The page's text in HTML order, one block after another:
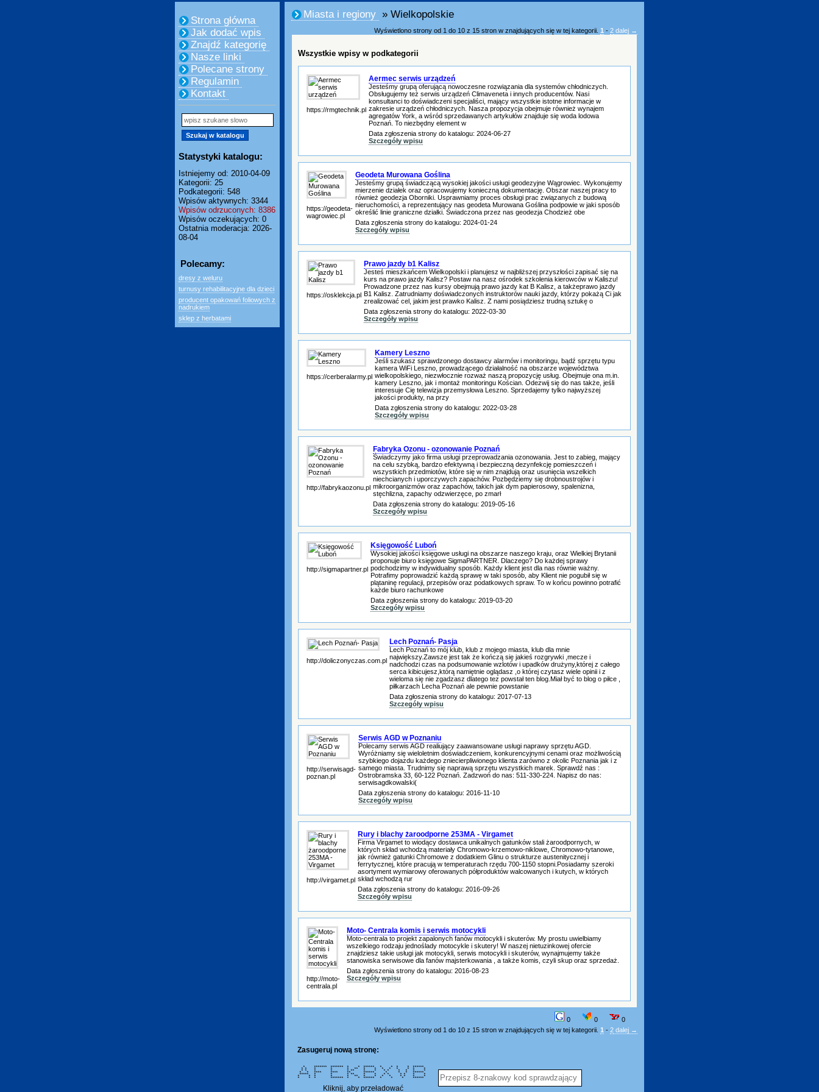
Strona główna
Jak dodać wpis
Znajdź kategorię
Nasze linki
Polecane strony
Regulamin
Kontakt
Statystyki katalogu:
Istniejemy od: 2010-04-09
Kategorii: 25
Podkategorii: 548
Wpisów aktywnych: 3344
Wpisów odrzuconych: 8386
Wpisów oczekujących: 0
Ostatnia moderacja: 2026-
08-04
Polecamy:
dresy z weluru
turnusy rehabilitacyjne dla dzieci
producent opakowań foliowych z
nadrukiem
sklep z herbatami
Miasta i regiony » Wielkopolskie
Wyświetlono strony od 1 do 10 z 15 stron w znajdujących się w tej kategorii. 1 - 2 dalej →
Wszystkie wpisy w podkategorii
https://rmgtechnik.pl
Aermec serwis urządzeń
Jesteśmy grupą oferującą nowoczesne rozwiązania dla systemów chłodniczych.
Obsługujemy też serwis urządzeń Climaveneta i innych producentów. Nasi
konsultanci to doświadczeni specjaliści, mający wszystkie istotne informacje w
zakresie urządzeń chłodniczych. Nasza propozycja obejmuje również wynajem
agregatów York, a wśród sprzedawanych artykułów znajduje się woda lodowa
Poznań. To niezbędny element w
Data zgłoszenia strony do katalogu: 2024-06-27
Szczegóły wpisu
https://geodeta-
wagrowiec.pl
Geodeta Murowana Goślina
Jesteśmy grupą świadczącą wysokiej jakości usługi geodezyjne Wągrowiec. Wykonujemy
mierzenie działek oraz opracowujemy konieczną dokumentację. Obszar naszej pracy to
również geodezja Oborniki. Usprawniamy proces obsługi prac związanych z budową
nieruchomości, a reprezentujący nas geodeta Murowana Goślina podpowie w jaki sposób
określić linie graniczne działki. Świadczona przez nas geodezja Chodzież obe
Data zgłoszenia strony do katalogu: 2024-01-24
Szczegóły wpisu
https://osklekcja.pl
Prawo jazdy b1 Kalisz
Jesteś mieszkańcem Wielkopolski i planujesz w najbliższej przyszłości zapisać się na
kurs na prawo jazdy Kalisz? Postaw na nasz ośrodek szkolenia kierowców w Kaliszu!
Prowadzone przez nas kursy obejmują prawo jazdy kat B Kalisz, a takżeprawo jazdy
B1 Kalisz. Zatrudniamy doświadczonych instruktorów nauki jazdy, którzy pokażą Ci jak
zrealizować cel, jakim jest prawko Kalisz. Z nami posiądziesz trudną sztukę o
Data zgłoszenia strony do katalogu: 2022-03-30
Szczegóły wpisu
https://cerberalarmy.pl
Kamery Leszno
Jeśli szukasz sprawdzonego dostawcy alarmów i monitoringu, bądź sprzętu typu
kamera WiFi Leszno, prowadzącego działalność na obszarze województwa
wielkopolskiego, niezwłocznie rozważ naszą propozycję usług. Obejmuje ona m.in.
kamery Leszno, jak i montaż monitoringu Kościan. Odezwij się do nas także, jeśli
interesuje Cię telewizja przemysłowa Leszno. Sprzedajemy tylko najwyższej
jakości produkty, na przy
Data zgłoszenia strony do katalogu: 2022-03-28
Szczegóły wpisu
http://fabrykaozonu.pl
Fabryka Ozonu - ozonowanie Poznań
Świadczymy jako firma usługi przeprowadzania ozonowania. Jest to zabieg, mający
na celu szybką, bardzo efektywną i bezpieczną dezynfekcję pomieszczeń i
wszystkich przedmiotów, które się w nim znajdują oraz usunięcia wszelkich
niechcianych i uporczywych zapachów. Pozbędziemy się drobnoustrojów i
mikroorganizmów oraz zapachów, takich jak dym papierosowy, spalenizna,
stęchlizna, zapachy odzwierzęce, po zmarł
Data zgłoszenia strony do katalogu: 2019-05-16
Szczegóły wpisu
http://sigmapartner.pl
Księgowość Luboń
Wysokiej jakości księgowe usługi na obszarze naszego kraju, oraz Wielkiej Brytanii
proponuje biuro księgowe SigmaPARTNER. Dlaczego? Do każdej sprawy
podchodzimy w indywidualny sposób. Każdy klient jest dla nas równie ważny.
Potrafimy poprowadzić każdą sprawę w taki sposób, aby Klient nie pogubił się w
plątaninę regulacji, przepisów oraz podatkowych spraw. To w końcu powinno potrafić
każde biuro rachunkowe
Data zgłoszenia strony do katalogu: 2019-03-20
Szczegóły wpisu
http://doliczonyczas.com.pl
Lech Poznań- Pasja
Lech Poznań to mój klub, klub z mojego miasta, klub dla mnie
największy.Zawsze jest tak że kończą się jakieś rozgrywki ,mecze i
nadchodzi czas na podsumowanie wzlotów i upadków drużyny,której z całego
serca kibicujesz,którą namiętnie oglądasz ,o której czytasz wiele opinii i z
wieloma się nie zgadzasz dlatego tez powstał ten blog.Miał być to blog o piłce ,
piłkarzach Lecha Poznań ale pewnie powstanie
Data zgłoszenia strony do katalogu: 2017-07-13
Szczegóły wpisu
http://serwisagd-
poznan.pl
Serwis AGD w Poznaniu
Polecamy serwis AGD realiujący zaawansowane usługi naprawy sprzętu AGD.
Wyróżniamy się wieloletnim doświadczeniem, konkurencyjnymi cenami oraz możliwością
szybkiego dojazdu każdego zniecierpliwionego klienta zarówno z okolic Poznania jak i z
samego miasta. Trudnimy się naprawą sprzętu wszystkich marek. Sprawdź nas :
Ostrobramska 33, 60-122 Poznań. Zadzwoń do nas: 511-330-224. Napisz do nas:
serwisagdkowalski(
Data zgłoszenia strony do katalogu: 2016-11-10
Szczegóły wpisu
http://virgamet.pl
Rury i blachy żaroodporne 253MA - Virgamet
Firma Virgamet to wiodący dostawca unikalnych gatunków stali żaroodpornych, w
których skład wchodzą materiały Chromowo-krzemowo-niklowe, Chromowo-tytanowe,
jak również gatunki Chromowe z dodatkiem Glinu o strukturze austenitycznej i
ferrytycznej, które pracują w temperaturach rzędu 700-1150 stopni.Posiadamy szeroki
asortyment wymiarowy oferowanych półproduktów walcowanych i kutych, w których
skład wchodzą rur
Data zgłoszenia strony do katalogu: 2016-09-26
Szczegóły wpisu
http://moto-
centrala.pl
Moto- Centrala komis i serwis motocykli
Moto-centrala to projekt zapalonych fanów motocykli i skuterów. My prostu uwielbiamy
wszelkiego rodzaju jednoślady motocykle i skutery! W naszej nietuzinkowej ofercie
znajdziesz takie usługi jak motocykli, serwis motocykli i skuterów, wynajmujemy także
stanowiska serwisowe dla fanów majsterkowania , a także komis, czyli skup oraz sprzedaż.
Data zgłoszenia strony do katalogu: 2016-08-23
Szczegóły wpisu
0 0
0
Wyświetlono strony od 1 do 10 z 15 stron w znajdujących się w tej kategorii. 1 - 2 dalej →
Zasugeruj nową stronę:
* ******* ******* * * ****** * * * * ******
* * * * * ** * * * * * * * *
* * * * * ** * * * * * * * *
* * **** **** ** ****** * * * ******
***** * * * ** * * * * * * * *
* * * * * ** * * * * * * * *
* * * ******* * * ****** * * * ******
Kliknij, aby przeładować